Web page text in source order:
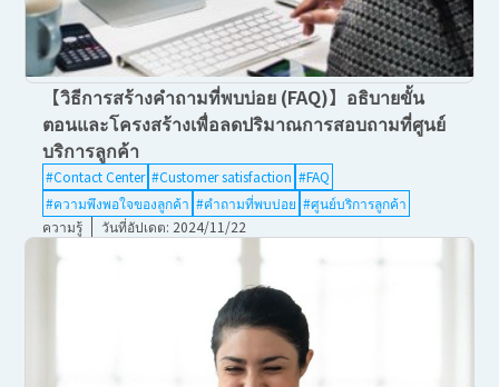
【วิธีการสร้างคำถามที่พบบ่อย (FAQ)】อธิบายขั้น
ตอนและโครงสร้างเพื่อลดปริมาณการสอบถามที่ศูนย์
บริการลูกค้า
#Contact Center #Customer satisfaction #FAQ
#ความพึงพอใจของลูกค้า #คำถามที่พบบ่อย #ศูนย์บริการลูกค้า
ความรู้
วันที่อัปเดต: 2024/11/22